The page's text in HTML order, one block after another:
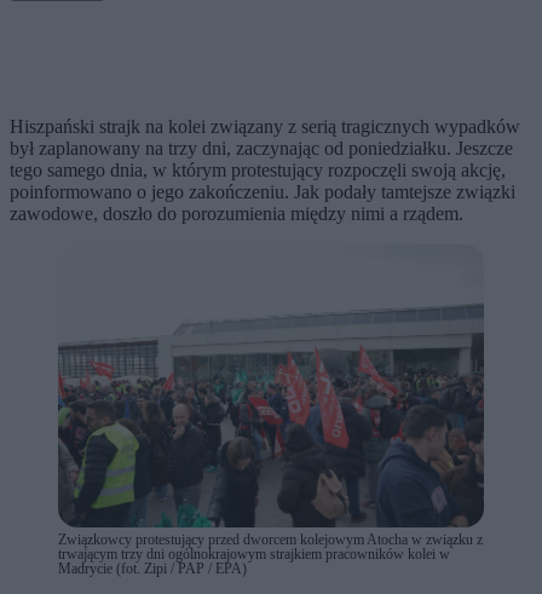
Hiszpański strajk na kolei związany z serią tragicznych wypadków
był zaplanowany na trzy dni, zaczynając od poniedziałku. Jeszcze
tego samego dnia, w którym protestujący rozpoczęli swoją akcję,
poinformowano o jego zakończeniu. Jak podały tamtejsze związki
zawodowe, doszło do porozumienia między nimi a rządem.
Związkowcy protestujący przed dworcem kolejowym Atocha w związku z
trwającym trzy dni ogólnokrajowym strajkiem pracowników kolei w
Madrycie (fot. Zipi / PAP / EPA)